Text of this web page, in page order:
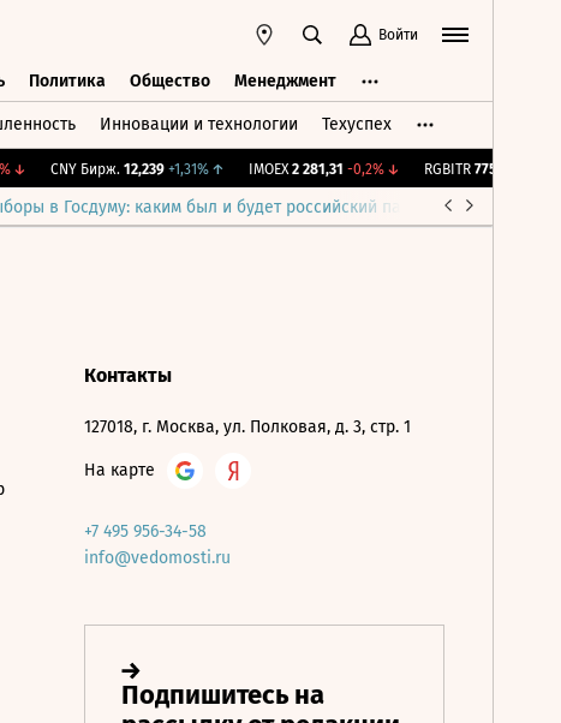
Войти
Политика Общество Менеджмент
Инновации и технологии Техуспех
↓ CNY Бирж. 12,239 +1,31%↑ IMOEX 2 281,31 -0,2%↓ RGBITR 775,48
в Госдуму: каким был и будет российский парламент
Контакты
127018, г. Москва, ул. Полковая, д. 3, стр. 1
На карте
+7 495 956-34-58
info@vedomosti.ru